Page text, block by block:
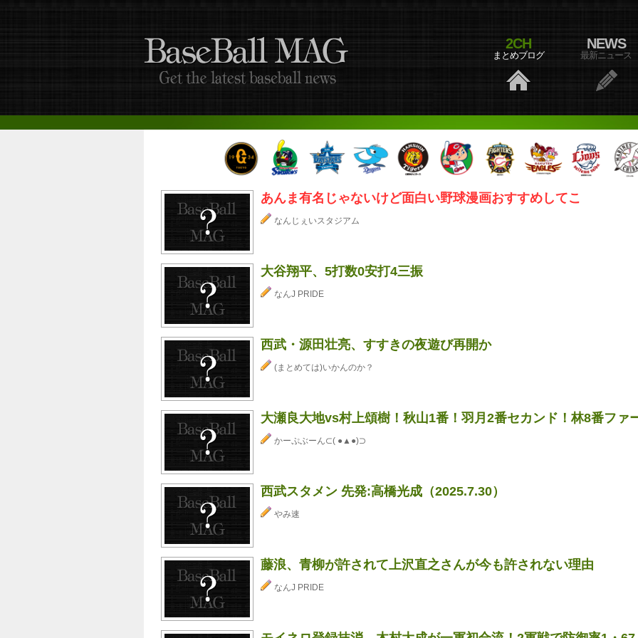
2CH
まとめブログ
NEWS
最新ニュース
あんま有名じゃないけど面白い野球漫画おすすめしてこ
なんじぇいスタジアム
大谷翔平、5打数0安打4三振
なんJ PRIDE
西武・源田壮亮、すすきの夜遊び再開か
(まとめては)いかんのか？
大瀬良大地vs村上頌樹！秋山1番！羽月2番セカンド！林8番ファ
かーぷぶーん⊂( ●▲●)⊃
西武スタメン 先発:高橋光成（2025.7.30）
やみ速
藤浪、青柳が許されて上沢直之さんが今も許されない理由
なんJ PRIDE